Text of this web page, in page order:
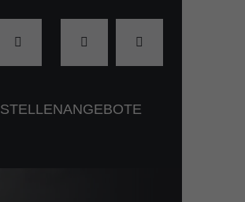
STELLENANGEBOTE